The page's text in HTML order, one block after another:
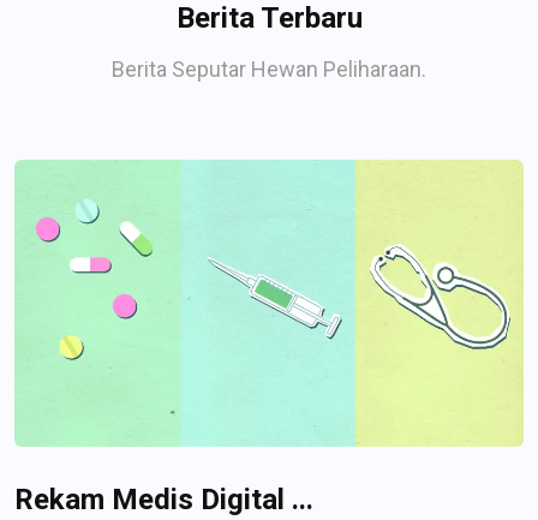
Berita Terbaru
Berita Seputar Hewan Peliharaan.
Rekam Medis Digital ...